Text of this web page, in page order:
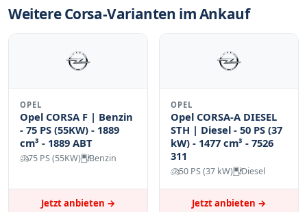
Weitere Corsa-Varianten im Ankauf
OPEL
Opel CORSA F | Benzin
- 75 PS (55KW) - 1889
cm³ - 1889 ABT
75 PS (55KW) Benzin
Jetzt anbieten →
OPEL
Opel CORSA-A DIESEL
STH | Diesel - 50 PS (37
kW) - 1477 cm³ - 7526
311
50 PS (37 kW) Diesel
Jetzt anbieten →